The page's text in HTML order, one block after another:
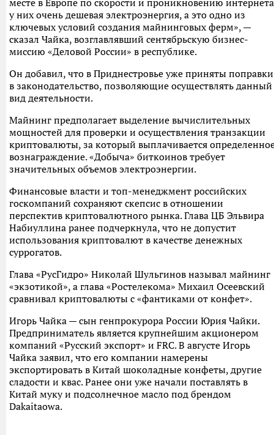
месте в Европе по скорости и проникновению
у них очень дешевая электроэнергия, а это одно из
ключевых условий создания майнинговых ферм», —
сказал Чайка, возглавлявший сентябрьскую бизнес-
миссию «Деловой России» в республике.
Он добавил, что в Приднестровье уже приняты поправки
в законодательство, позволяющие осуществлять данный
вид деятельности.
Майнинг предполагает выделение вычислительных
мощностей для проверки и осуществления транзакции
криптовалюты, за который выплачивается
вознаграждение. «Добыча» биткоинов требует
значительных объемов электроэнергии.
Финансовые власти и топ-менеджмент российских
госкомпаний сохраняют скепсис в отношении
перспектив криптовалютного рынка. Глава ЦБ Эльвира
Набиуллина ранее подчеркнула, что не допустит
использования криптовалют в качестве денежных
суррогатов.
Глава «РусГидро» Николай Шульгинов называл майнинг
«экзотикой», а глава «Ростелекома» Михаил Осеевский
сравнивал криптовалюты с «фантиками от конфет».
Игорь Чайка — сын генпрокурора России Юрия Чайки.
Предприниматель является крупнейшим акционером
компаний «Русский экспорт» и FRC. В августе Игорь
Чайка заявил, что его компании намерены
экспортировать в Китай шоколадные конфеты, другие
сладости и квас. Ранее они уже начали поставлять в
Китай муку и подсолнечное масло под брендом
Dakaitaowa.